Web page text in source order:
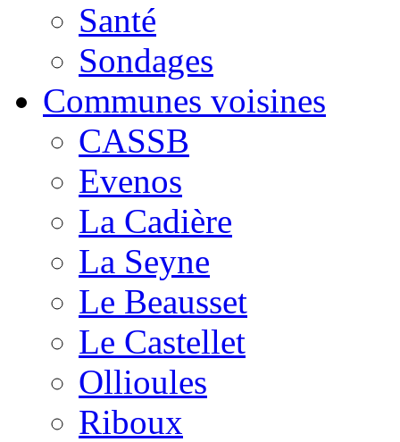
Santé
Sondages
Communes voisines
CASSB
Evenos
La Cadière
La Seyne
Le Beausset
Le Castellet
Ollioules
Riboux